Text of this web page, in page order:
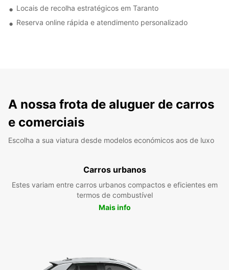
Locais de recolha estratégicos em Taranto
Reserva online rápida e atendimento personalizado
A nossa frota de aluguer de carros
e comerciais
Escolha a sua viatura desde modelos económicos aos de luxo
Carros urbanos
Estes variam entre carros urbanos compactos e eficientes em
termos de combustível
Mais info